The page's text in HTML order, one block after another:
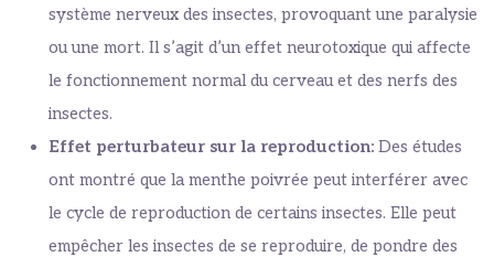
système nerveux des insectes, provoquant une paralysie
ou une mort. Il s’agit d’un effet neurotoxique qui affecte
le fonctionnement normal du cerveau et des nerfs des
insectes.
Effet perturbateur sur la reproduction: Des études
ont montré que la menthe poivrée peut interférer avec
le cycle de reproduction de certains insectes. Elle peut
empêcher les insectes de se reproduire, de pondre des